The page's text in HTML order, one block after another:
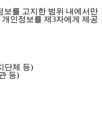
보를 고지한 범위 내에서만
인정보를 제3자에게 제공
단체 등)
등)